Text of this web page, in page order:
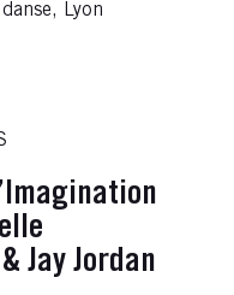
Lyon
Jay Jordan